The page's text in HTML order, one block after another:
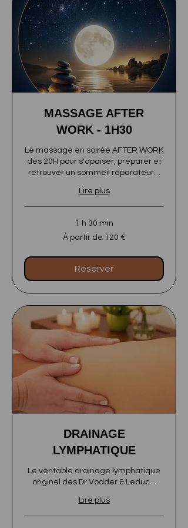
MASSAGE AFTER
WORK - 1H30
Le massage en soirée AFTER WORK
dès 20H pour s'apaiser, préparer et
retrouver un sommeil réparateur…
Lire plus
1 h 30 min
euros
À partir de 120 €
Réserver
DRAINAGE
LYMPHATIQUE
Le véritable drainage lymphatique
originel des Dr Vodder & Leduc…
Lire plus